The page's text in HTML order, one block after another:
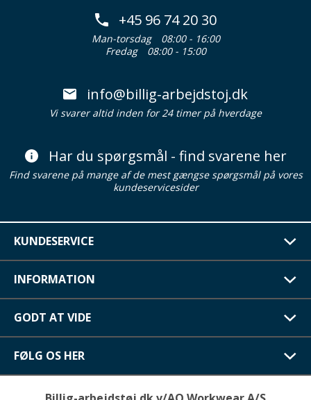
+45 96 74 20 30
Man-torsdag
08:00 - 16:00
Fredag
08:00 - 15:00
info@billig-arbejdstoj.dk
Vi svarer altid inden for 24 timer på hverdage
Har du spørgsmål - find svarene her
Find svarene på mange af de mest gængse spørgsmål på vores
kundeservicesider
KUNDESERVICE
INFORMATION
GODT AT VIDE
FØLG OS HER